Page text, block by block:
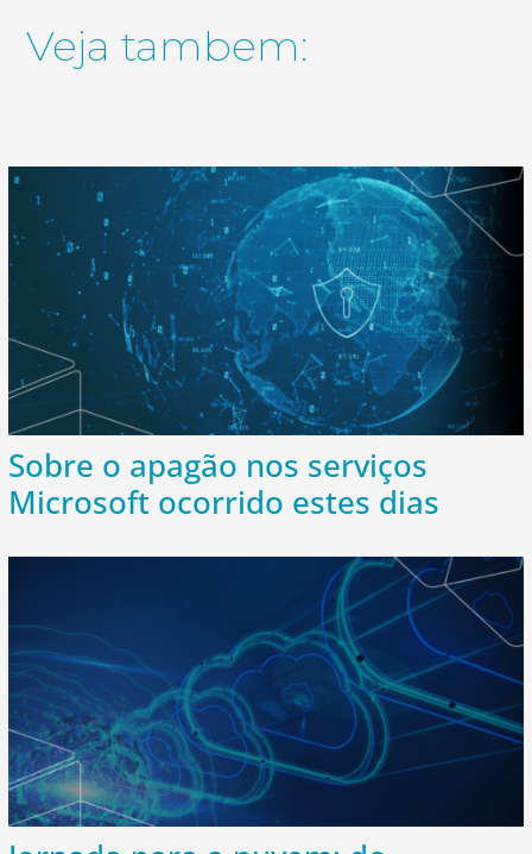
Veja tambem:
Sobre o apagão nos serviços
Microsoft ocorrido estes dias